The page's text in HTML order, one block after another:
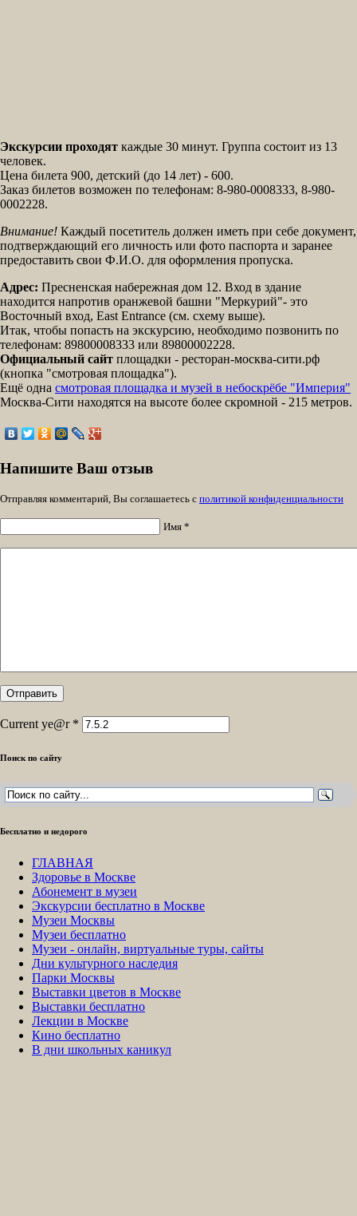
Экскурсии проходят каждые 30 минут. Группа состоит из 13
человек.
Цена билета 900, детский (до 14 лет) - 600.
Заказ билетов возможен по телефонам: 8-980-0008333, 8-980-
0002228.
Внимание! Каждый посетитель должен иметь при себе документ,
подтверждающий его личность или фото паспорта и заранее
предоставить свои Ф.И.О. для оформления пропуска.
Адрес: Пресненская набережная дом 12. Вход в здание
находится напротив оранжевой башни "Меркурий"- это
Восточный вход, East Entrance (см. схему выше).​
Итак, чтобы попасть на экскурсию, необходимо позвонить по
телефонам: 89800008333 или 89800002228​.
Официальный сайт площадки - ресторан-москва-сити.рф
(кнопка "смотровая площадка").
Ещё одна смотровая площадка и музей в небоскрёбе "Империя"
Москва-Сити находятся на высоте более скромной - 215 метров.
Напишите Ваш отзыв
Отправляя комментарий, Вы соглашаетесь с политикой конфиденциальности
Имя *
Current ye@r *
Поиск по сайту
Бесплатно и недорого
ГЛАВНАЯ
Здоровье в Москве
Абонемент в музеи
Экскурсии бесплатно в Москве
Музеи Москвы
Музеи бесплатно
Музеи - онлайн, виртуальные туры, сайты
Дни культурного наследия
Парки Москвы
Выставки цветов в Москве
Выставки бесплатно
Лекции в Москве
Кино бесплатно
В дни школьных каникул